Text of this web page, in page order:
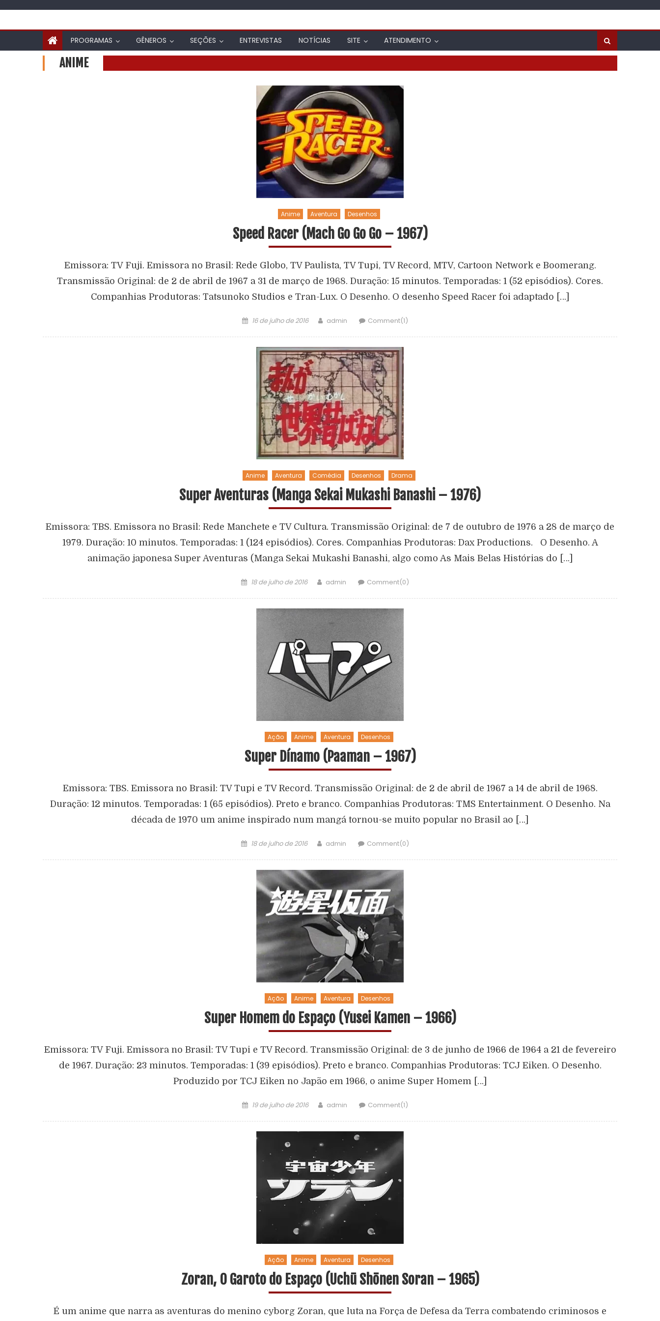
PROGRAMAS GÊNEROS SEÇÕES ENTREVISTAS NOTÍCIAS SITE ATENDIMENTO
ANIME
Anime Aventura Desenhos
Speed Racer (Mach Go Go Go – 1967)
Emissora: TV Fuji. Emissora no Brasil: Rede Globo, TV Paulista, TV Tupi, TV Record, MTV, Cartoon Network e Boomerang.
Transmissão Original: de 2 de abril de 1967 a 31 de março de 1968. Duração: 15 minutos. Temporadas: 1 (52 episódios). Cores.
Companhias Produtoras: Tatsunoko Studios e Tran-Lux. O Desenho. O desenho Speed Racer foi adaptado […]
16 de julho de 2016 admin Comment(1)
Anime Aventura Comédia Desenhos Drama
Super Aventuras (Manga Sekai Mukashi Banashi – 1976)
Emissora: TBS. Emissora no Brasil: Rede Manchete e TV Cultura. Transmissão Original: de 7 de outubro de 1976 a 28 de março de
1979. Duração: 10 minutos. Temporadas: 1 (124 episódios). Cores. Companhias Produtoras: Dax Productions. O Desenho. A
animação japonesa Super Aventuras (Manga Sekai Mukashi Banashi, algo como As Mais Belas Histórias do […]
18 de julho de 2016 admin Comment(0)
Ação Anime Aventura Desenhos
Super Dínamo (Paaman – 1967)
Emissora: TBS. Emissora no Brasil: TV Tupi e TV Record. Transmissão Original: de 2 de abril de 1967 a 14 de abril de 1968.
Duração: 12 minutos. Temporadas: 1 (65 episódios). Preto e branco. Companhias Produtoras: TMS Entertainment. O Desenho. Na
década de 1970 um anime inspirado num mangá tornou-se muito popular no Brasil ao […]
18 de julho de 2016 admin Comment(0)
Ação Anime Aventura Desenhos
Super Homem do Espaço (Yusei Kamen – 1966)
Emissora: TV Fuji. Emissora no Brasil: TV Tupi e TV Record. Transmissão Original: de 3 de junho de 1966 de 1964 a 21 de fevereiro
de 1967. Duração: 23 minutos. Temporadas: 1 (39 episódios). Preto e branco. Companhias Produtoras: TCJ Eiken. O Desenho.
Produzido por TCJ Eiken no Japão em 1966, o anime Super Homem […]
19 de julho de 2016 admin Comment(1)
Ação Anime Aventura Desenhos
Zoran, O Garoto do Espaço (Uchū Shōnen Soran – 1965)
É um anime que narra as aventuras do menino cyborg Zoran, que luta na Força de Defesa da Terra combatendo criminosos e